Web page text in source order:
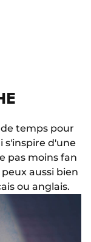
de temps pour
s'inspire d'une
pas moins fan
aussi bien
ou anglais.